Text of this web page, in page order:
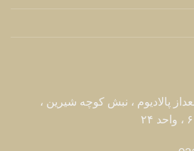
پالادیوم ، نبش کوچه شیرین ،